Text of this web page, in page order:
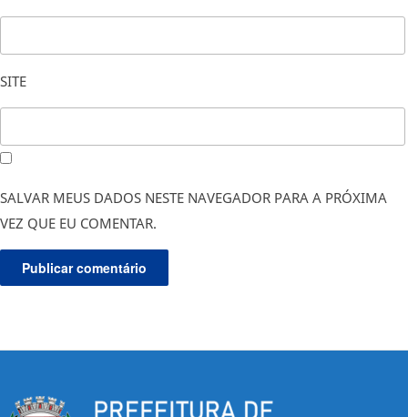
SITE
SALVAR MEUS DADOS NESTE NAVEGADOR PARA A PRÓXIMA
VEZ QUE EU COMENTAR.